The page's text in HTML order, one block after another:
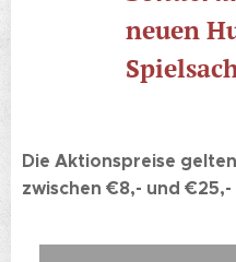
neuen
Die Aktionspreise
zwischen €8,- und €25,-